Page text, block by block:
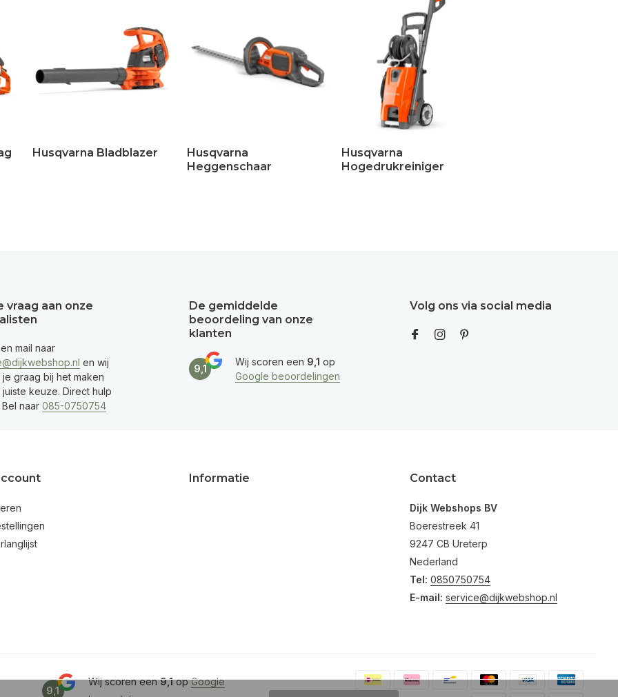
Husqvarna Bladblazer
Husqvarna
Heggenschaar
Husqvarna
Hogedrukreiniger
vraag aan onze
mail naar
en wij
graag bij het maken
keuze. Direct hulp
naar 085-0750754
De gemiddelde
beoordeling van onze
klanten
9,1
Wij scoren een 9,1 op
Google beoordelingen
Volg ons via social media
Informatie Contact
Dijk Webshops BV
Boerestreek 41
9247 CB Ureterp
Nederland
Tel: 0850750754
E-mail: service@dijkwebshop.nl
9,1
Wij scoren een9,1opGoogle